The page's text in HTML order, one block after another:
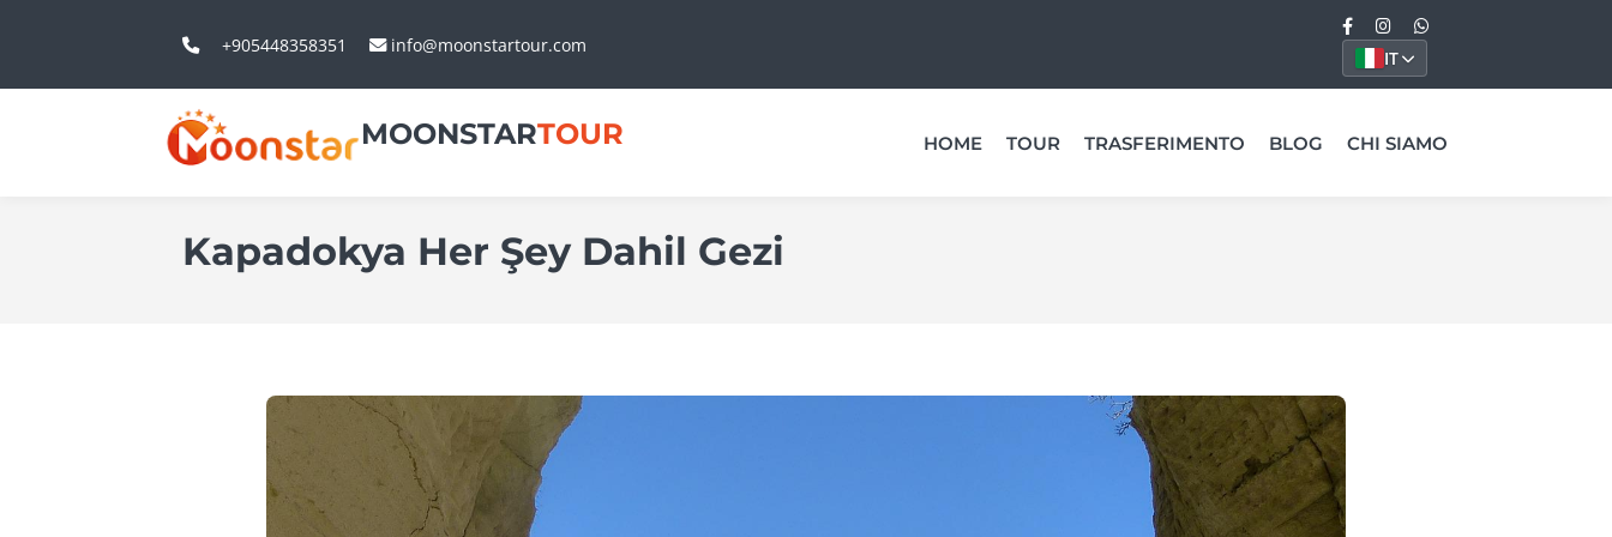
+905448358351 info@moonstartour.com
IT
MOONSTARTOUR HOME TOUR TRASFERIMENTO BLOG CHI SIAMO
Kapadokya Her Şey Dahil Gezi